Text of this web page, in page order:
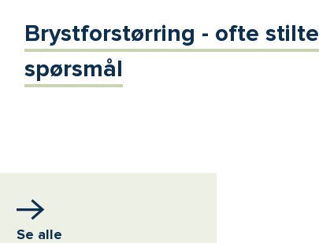
Brystforstørring - ofte stilte
spørsmål
Se alle